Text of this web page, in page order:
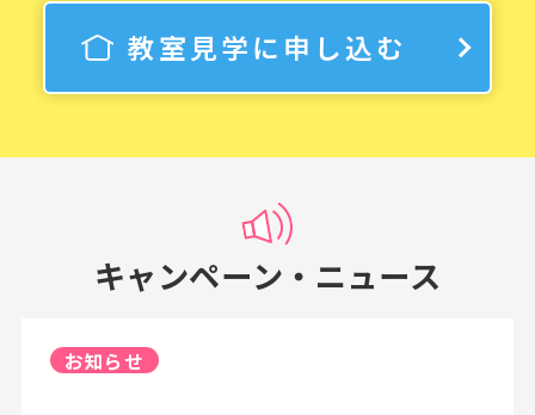
教室見学に申し込む
キャンペーン・ニュース
お知らせ